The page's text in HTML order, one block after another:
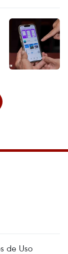
de Uso